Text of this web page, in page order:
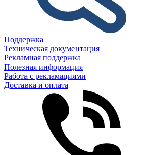
Поддержка
Техническая документация
Рекламная поддержка
Полезная информация
Работа с рекламациями
Доставка и оплата